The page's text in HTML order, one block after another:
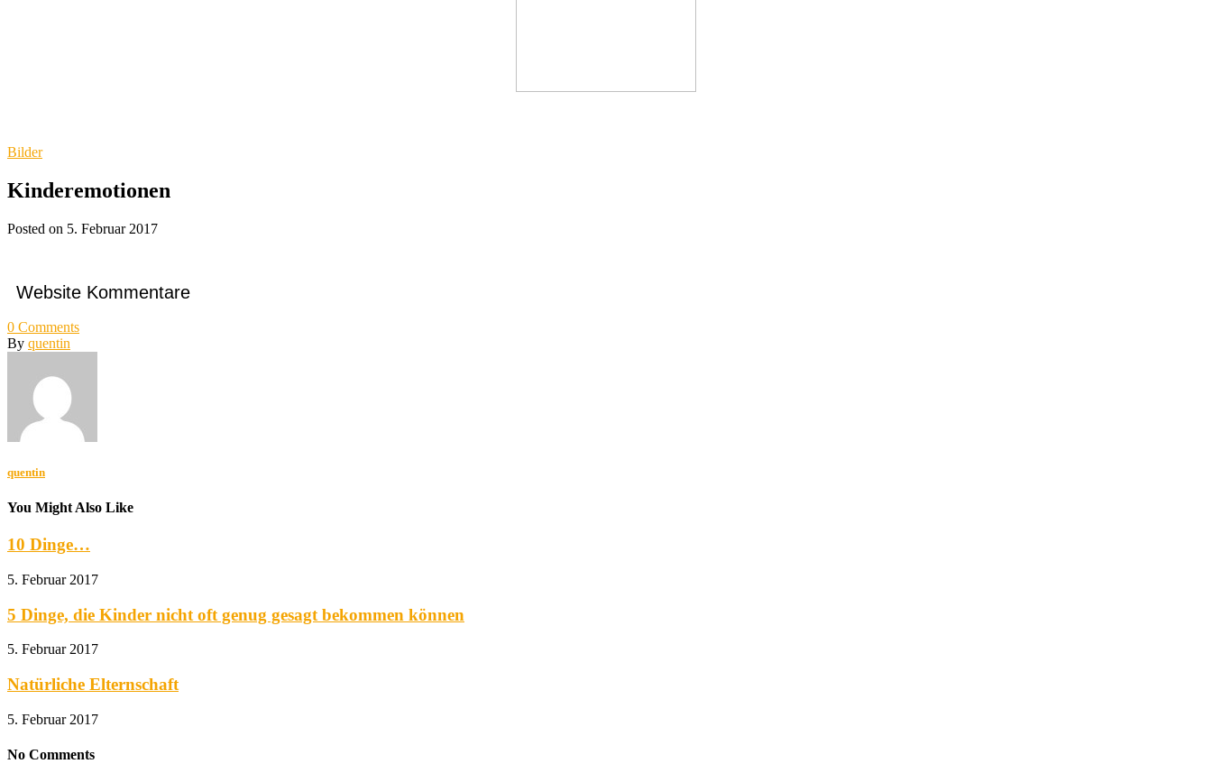
Bilder
Kinderemotionen
Posted on 5. Februar 2017
Website Kommentare
0 Comments
By quentin
quentin
You Might Also Like
10 Dinge…
5. Februar 2017
5 Dinge, die Kinder nicht oft genug gesagt bekommen können
5. Februar 2017
Natürliche Elternschaft
5. Februar 2017
No Comments